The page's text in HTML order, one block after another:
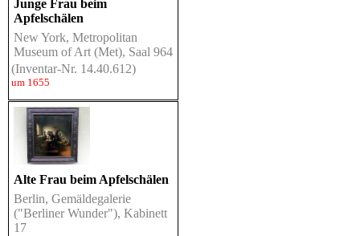
Junge Frau beim
Apfelschälen
New York, Metropolitan
Museum of Art (Met), Saal 964
(Inventar-Nr. 14.40.612)
um 1655
Alte Frau beim Apfelschälen
Berlin, Gemäldegalerie
("Berliner Wunder"), Kabinett
17